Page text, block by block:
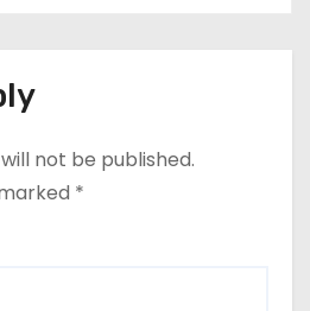
not be published.
*